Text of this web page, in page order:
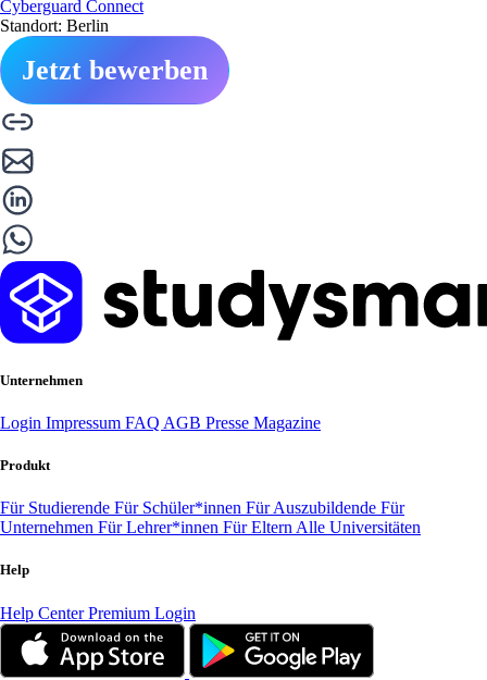
Cyberguard Connect
Standort: Berlin
Jetzt bewerben
Unternehmen
Login Impressum FAQ AGB Presse Magazine
Produkt
Für Studierende Für Schüler*innen Für Auszubildende Für
Unternehmen Für Lehrer*innen Für Eltern Alle Universitäten
Help
Help CenterPremium Login